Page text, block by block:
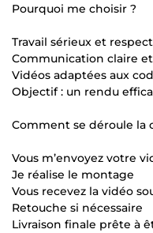
Pourquoi me choisir ?
Travail sérieux et
Communication claire
Vidéos adaptées aux
Objectif : un rendu
Comment se déroule la
Vous m’envoyez votre
Je réalise le montage
Vous recevez la vidéo
Retouche si nécessaire
Livraison finale prête à